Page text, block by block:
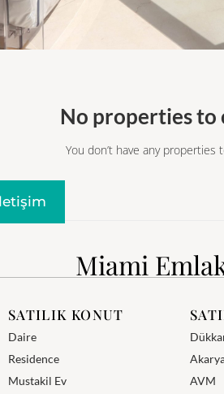
No properties to
You don’t have any properties
Miami
SATILIK KONUT
Daire
Residence
Mustakil Ev
AVM